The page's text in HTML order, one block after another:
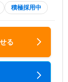
積極採用中
る